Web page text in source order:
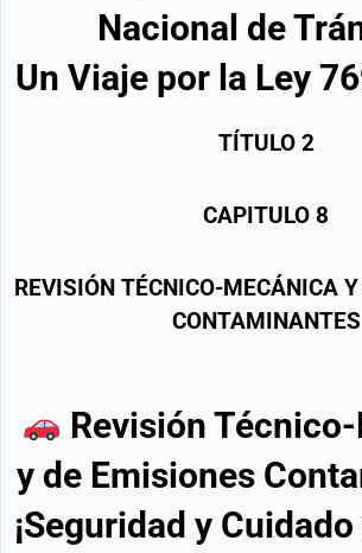
Nacional de
Un Viaje por la Ley
TÍTULO 2
CAPITULO 8
REVISIÓN TÉCNICO-MECÁNICA
CONTAMINANTES
Revisión
y de Emisiones
¡Seguridad y